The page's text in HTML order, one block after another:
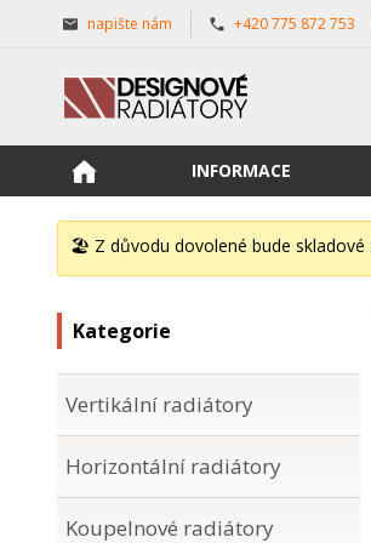
napište nám +420 775 872 753
INFORMACE
🏖️ Z důvodu dovolené bude skladové
Kategorie
Vertikální radiátory
Horizontální radiátory
Koupelnové radiátory